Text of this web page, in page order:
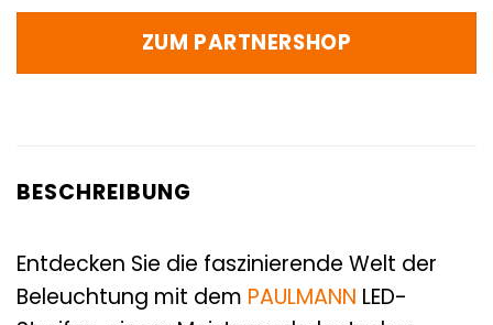
ZUM PARTNERSHOP
BESCHREIBUNG
Entdecken Sie die faszinierende Welt der
Beleuchtung mit dem PAULMANN LED-